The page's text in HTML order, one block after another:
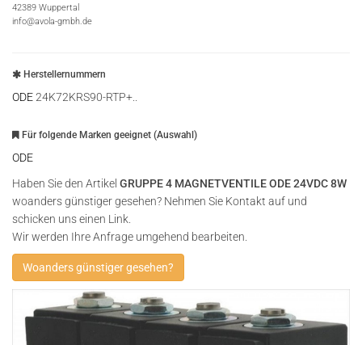
42389 Wuppertal
info@avola-gmbh.de
Herstellernummern
ODE24K72KRS90-RTP+..
Für folgende Marken geeignet (Auswahl)
ODE
Haben Sie den Artikel GRUPPE 4 MAGNETVENTILE ODE 24VDC 8W
woanders günstiger gesehen? Nehmen Sie Kontakt auf und
schicken uns einen Link.
Wir werden Ihre Anfrage umgehend bearbeiten.
Woanders günstiger gesehen?